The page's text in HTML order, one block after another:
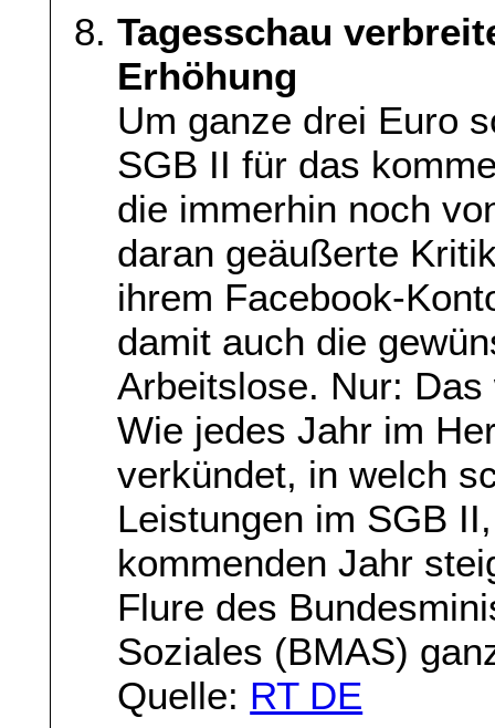
Tagesschau
Erhöhung
Um ganze drei Euro
SGB II für das
die immerhin noch
daran geäußerte
ihrem Facebook-
damit auch die
Arbeitslose. Nur:
Wie jedes Jahr im
verkündet, in welch
Leistungen im SGB
kommenden Jahr
Flure des
Soziales (BMAS)
Quelle: RT DE